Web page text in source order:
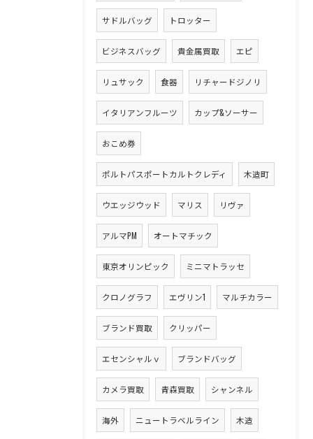
サドルバッグ トロッター
ビジネスバッグ 貴金属買取 エピ
リュサック 食器 リチャードジノリ
イタリアンフルーツ カップ&ソーサー
おこめ券
ポルトパスポートカルトクレディ 木造町
ウエッジウッド マリス リヴァ
アルマPM オートマチック
東京オリンピック ミニマトラッセ
クロノグラフ エヴリン1 マルチカラー
ブランド買取 クリッパー
エセンシャルｖ ブランドバッグ
カメラ買取 青森買取 シャンネル
海外 ニュートラベルライン 木造